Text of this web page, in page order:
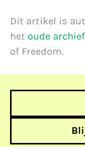
Dit artikel is
het oude
of Freedom.